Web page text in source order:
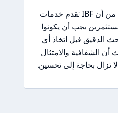
في الختام، على الرغم من أن IBF تقدم خدمات
يجب أن يكونوا
الدقيق قبل اتخاذ أي
أن الشفافية والامتثال
تزال بحاجة إلى تحسين.